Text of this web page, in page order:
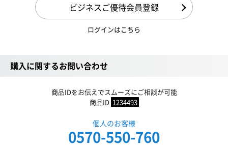
ビジネスご優待会員登録
ログインはこちら
購入に関するお問い合わせ
商品IDをお伝えでスムーズにご相談が可能
商品ID 1234493
個人のお客様
0570-550-760